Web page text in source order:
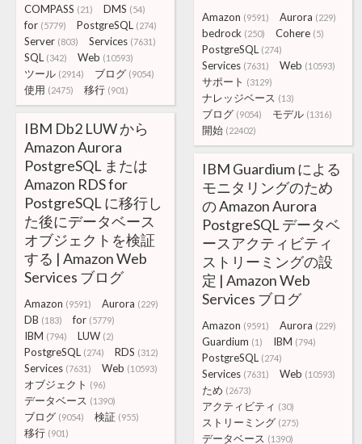
COMPASS (21) DMS (54)
for (5779) PostgreSQL (274)
Server (803) Services (7631)
SQL (342) Web (10593)
ツール (2914) ブログ (9054)
使用 (2475) 移行 (901)
Amazon (9591) Aurora (229)
bedrock (250) Cohere (5)
PostgreSQL (274)
Services (7631) Web (10593)
サポート (3129)
ナレッジベース (13)
ブログ (9054) モデル (1316)
開始 (22402)
IBM Db2 LUW から
Amazon Aurora
PostgreSQL または
Amazon RDS for
PostgreSQL に移行し
た後にデータベース
オブジェクトを検証
する | Amazon Web
Services ブログ
Amazon (9591) Aurora (229)
DB (183) for (5779)
IBM (794) LUW (2)
PostgreSQL (274) RDS (312)
Services (7631) Web (10593)
オブジェクト (96)
データベース (1390)
ブログ (9054) 検証 (955)
移行 (901)
IBM Guardium による
モニタリングのため
の Amazon Aurora
PostgreSQL データベ
ースアクティビティ
ストリーミングの設
定 | Amazon Web
Services ブログ
Amazon (9591) Aurora (229)
Guardium (1) IBM (794)
PostgreSQL (274)
Services (7631) Web (10593)
ため (2673)
アクティビティ (30)
ストリーミング (275)
データベース (1390)